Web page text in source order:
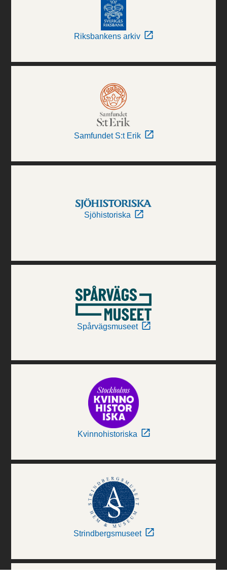
Riksbankens arkiv
Samfundet S:t Erik
Sjöhistoriska
Spårvägsmuseet
Kvinnohistoriska
Strindbergsmuseet